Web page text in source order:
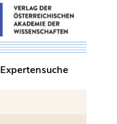
Expertensuche